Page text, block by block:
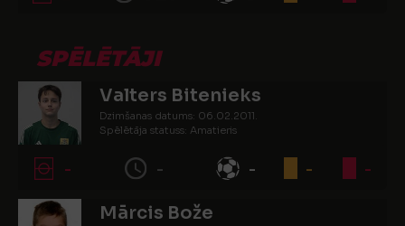
SPĒLĒTĀJI
Valters Bitenieks
Dzimšanas datums: 06.02.2011.
Spēlētāja statuss: Amatieris
- - - - -
Mārcis Bože